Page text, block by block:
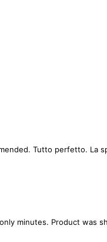
Tutto perfetto. La
minutes. Product was